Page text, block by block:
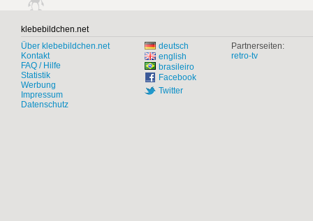
klebebildchen.net
Über klebebildchen.net
Kontakt
FAQ / Hilfe
Statistik
Werbung
Impressum
Datenschutz
deutsch
english
brasileiro
Facebook
Twitter
Partnerseiten:
retro-tv